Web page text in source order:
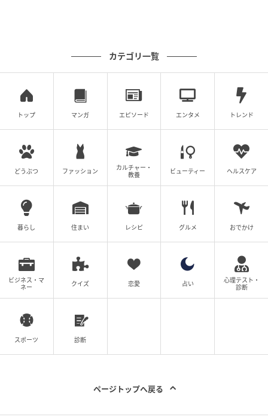
カテゴリ一覧
トップ マンガ エピソード エンタメ トレンド
どうぶつ ファッション
カルチャー・
教養
ビューティー ヘルスケア
暮らし 住まい レシピ グルメ おでかけ
ビジネス・マ
ネー
クイズ 恋愛 占い
心理テスト・
診断
スポーツ 診断
ページトップへ戻る